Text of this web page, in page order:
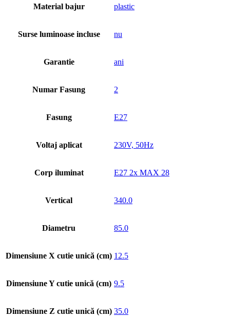
Material bajur plastic
Surse luminoase incluse nu
Garantie ani
Numar Fasung 2
Fasung E27
Voltaj aplicat 230V, 50Hz
Corp iluminat E27 2x MAX 28
Vertical 340.0
Diametru 85.0
Dimensiune X cutie unică (cm) 12.5
Dimensiune Y cutie unică (cm) 9.5
Dimensiune Z cutie unică (cm) 35.0